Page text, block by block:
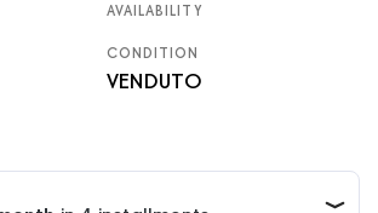
AVAILABILITY
CONDITION
VENDUTO